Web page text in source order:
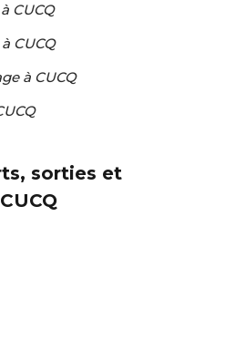
CUCQ
CUCQ
à CUCQ
sorties et